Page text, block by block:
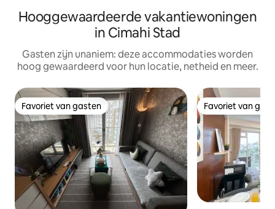
Hooggewaardeerde vakantiewoningen
in Cimahi Stad
Gasten zijn unaniem: deze accommodaties worden
hoog gewaardeerd voor hun locatie, netheid en meer.
Favoriet van gasten
Favoriet van gasten Favoriet van
Favoriet van